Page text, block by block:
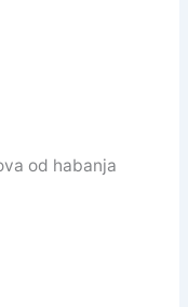
od habanja